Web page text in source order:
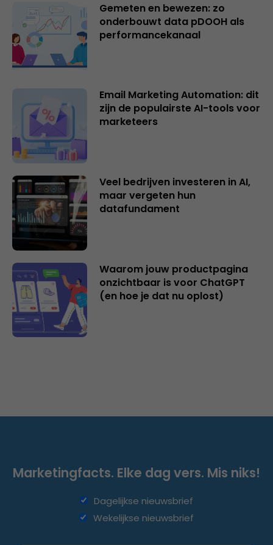
Gemeten en bewezen: zo
onderbouwt data pDOOH als
performancekanaal
Email Marketing Automation: dit
zijn de populairste AI-tools voor
marketeers
Veel bedrijven investeren in AI,
maar vergeten hun
datafundament
Waarom jouw productpagina
onzichtbaar is voor ChatGPT
(en hoe je dat nu oplost)
Marketingfacts. Elke dag vers. Mis niks!
Dagelijkse nieuwsbrief
Wekelijkse nieuwsbrief